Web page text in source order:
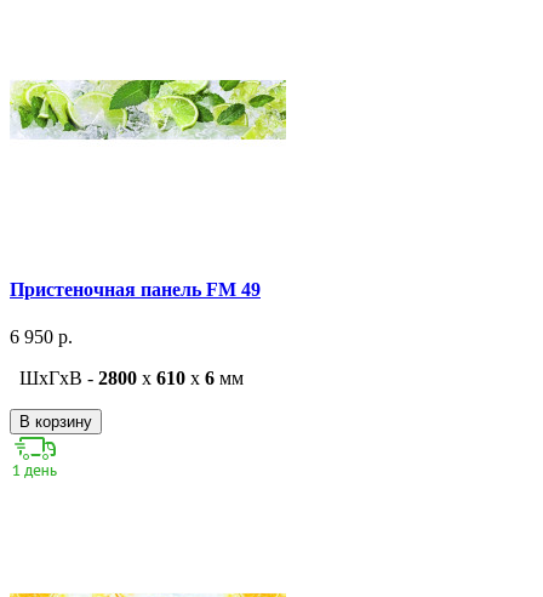
Пристеночная панель FM 49
6 950 р.
ШxГxВ - 2800 x 610 x 6 мм
В корзину